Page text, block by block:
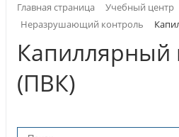
Главная страница Учебный центр
Неразрушающий контроль
Капиллярный
(ПВК)